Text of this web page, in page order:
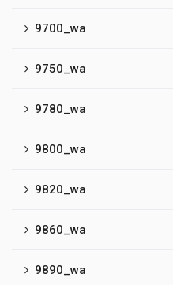
9700_wa
9750_wa
9780_wa
9800_wa
9820_wa
9860_wa
9890_wa